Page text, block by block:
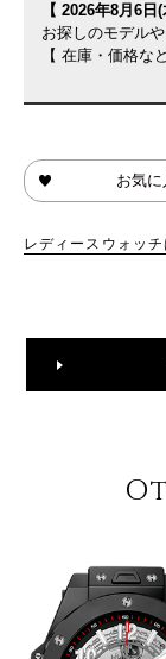
【 2026年8月6日
お探しのモデル
【 在庫・価格な
お気
レディースウォッチ